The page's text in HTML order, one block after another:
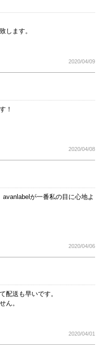
します。
2020/04/09
！
2020/04/08
が一番私の目に心地よ
2020/04/06
配送も早いです。
ん。
2020/04/01